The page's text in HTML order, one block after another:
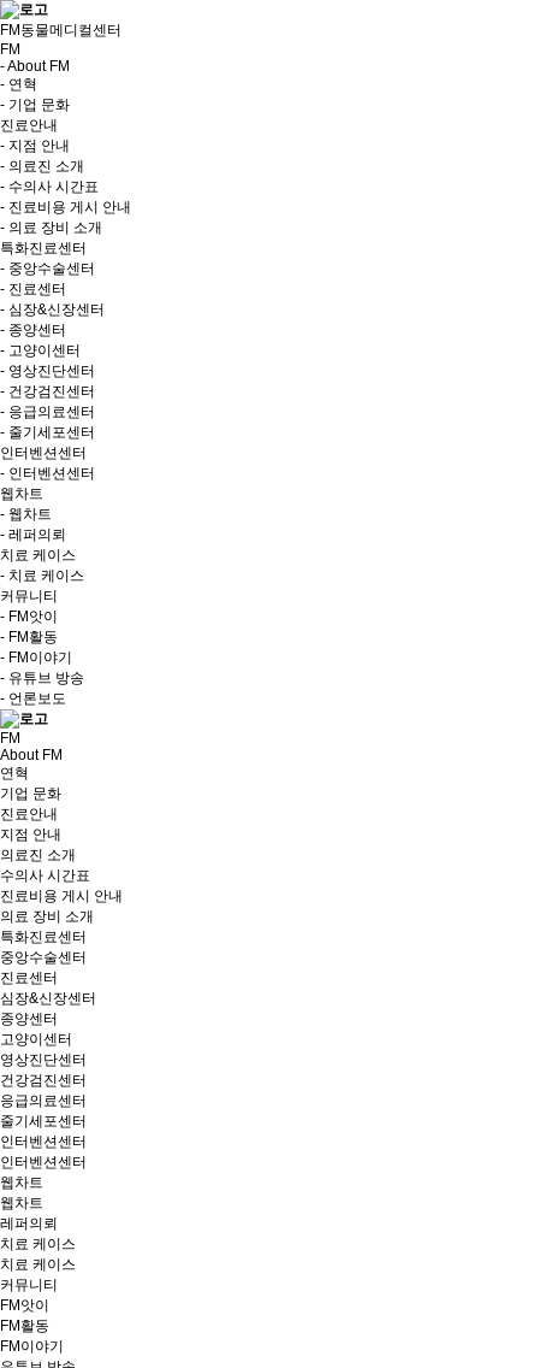
FM동물메디컬센터
FM
- About FM
- 연혁
- 기업 문화
진료안내
- 지점 안내
- 의료진 소개
- 수의사 시간표
- 진료비용 게시 안내
- 의료 장비 소개
특화진료센터
- 중앙수술센터
- 진료센터
- 심장&신장센터
- 종양센터
- 고양이센터
- 영상진단센터
- 건강검진센터
- 응급의료센터
- 줄기세포센터
인터벤션센터
- 인터벤션센터
웹차트
- 웹차트
- 레퍼의뢰
치료 케이스
- 치료 케이스
커뮤니티
- FM앗이
- FM활동
- FM이야기
- 유튜브 방송
- 언론보도
FM
About FM
연혁
기업 문화
진료안내
지점 안내
의료진 소개
수의사 시간표
진료비용 게시 안내
의료 장비 소개
특화진료센터
중앙수술센터
진료센터
심장&신장센터
종양센터
고양이센터
영상진단센터
건강검진센터
응급의료센터
줄기세포센터
인터벤션센터
인터벤션센터
웹차트
웹차트
레퍼의뢰
치료 케이스
치료 케이스
커뮤니티
FM앗이
FM활동
FM이야기